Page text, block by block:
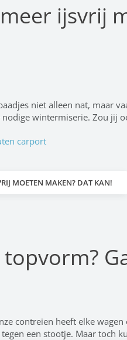
ijsvrij
niet alleen nat, maar
wintermiserie. Zou jij
carport
MOETEN MAKEN? DAT KAN!
topvorm?
contreien heeft elke
een stootje. Maar toch